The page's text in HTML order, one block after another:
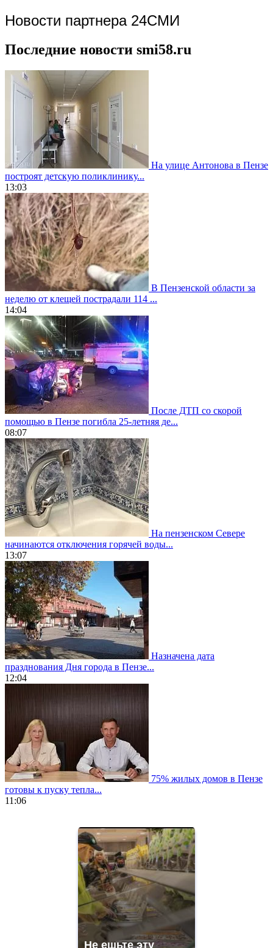
Новости партнера 24СМИ
Последние новости smi58.ru
На улице Антонова в Пензе
построят детскую поликлинику...
13:03
В Пензенской области за
неделю от клещей пострадали 114 ...
14:04
После ДТП со скорой
помощью в Пензе погибла 25-летняя де...
08:07
На пензенском Севере
начинаются отключения горячей воды...
13:07
Назначена дата
празднования Дня города в Пензе...
12:04
75% жилых домов в Пензе
готовы к пуску тепла...
11:06
https://gradewatches.to/
Не ешьте эту